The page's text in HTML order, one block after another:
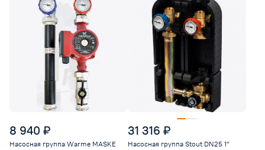
8 940 ₽
Насосная группа Warme MASKE
31 316 ₽
Насосная группа Stout DN25 1"